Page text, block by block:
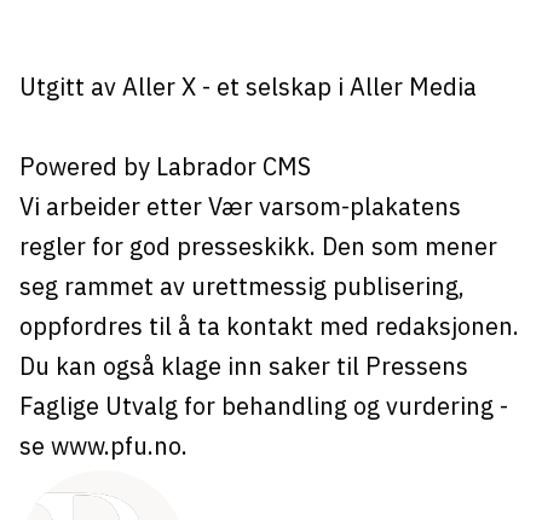
Utgitt av Aller X- et selskap i Aller Media
Powered by Labrador CMS
Vi arbeider etter Vær varsom-plakatens
regler for god presseskikk. Den som mener
seg rammet av urettmessig publisering,
oppfordres til å ta kontakt med redaksjonen.
Du kan også klage inn saker til Pressens
Faglige Utvalg for behandling og vurdering -
se www.pfu.no.